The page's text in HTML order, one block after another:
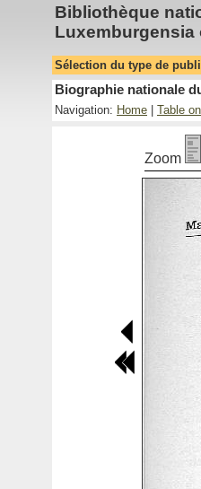
Bibliothèque
Luxemburgensia
Sélection du type de
Biographie nationale
Navigation: Home Table
Zoom